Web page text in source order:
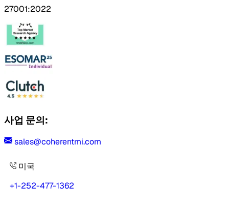
27001:2022
사업 문의:
sales@coherentmi.com
미국
+1-252-477-1362